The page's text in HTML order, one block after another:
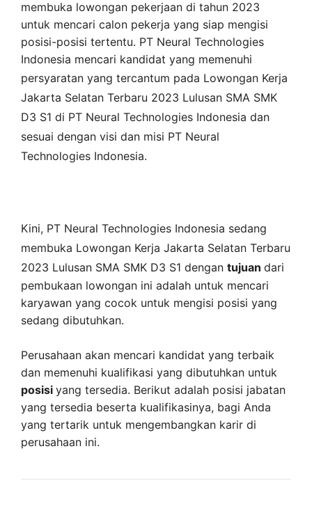
membuka lowongan pekerjaan di tahun 2023
untuk mencari calon pekerja yang siap mengisi
posisi-posisi tertentu. PT Neural Technologies
Indonesia mencari kandidat yang memenuhi
persyaratan yang tercantum pada Lowongan Kerja
Jakarta Selatan Terbaru 2023 Lulusan SMA SMK
D3 S1 di PT Neural Technologies Indonesia dan
sesuai dengan visi dan misi PT Neural
Technologies Indonesia.
Kini, PT Neural Technologies Indonesia sedang
membuka Lowongan Kerja Jakarta Selatan Terbaru
2023 Lulusan SMA SMK D3 S1 dengan tujuan dari
pembukaan lowongan ini adalah untuk mencari
karyawan yang cocok untuk mengisi posisi yang
sedang dibutuhkan.
Perusahaan akan mencari kandidat yang terbaik
dan memenuhi kualifikasi yang dibutuhkan untuk
posisi yang tersedia. Berikut adalah posisi jabatan
yang tersedia beserta kualifikasinya, bagi Anda
yang tertarik untuk mengembangkan karir di
perusahaan ini.